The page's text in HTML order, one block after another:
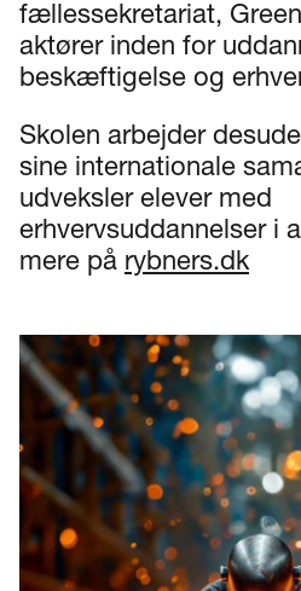
fællessekretariat,
aktører inden for
beskæftigelse og
Skolen arbejder
sine internationale
udveksler elever med
erhvervsuddannelser i
mere på rybners.dk